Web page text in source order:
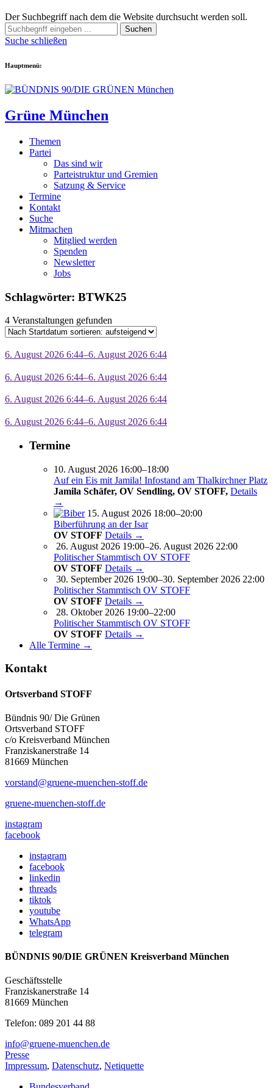
Der Suchbegriff nach dem die Website durchsucht werden soll.
Suchen
Suche schließen
Hauptmenü:
Grüne München
Themen
Partei
Das sind wir
Parteistruktur und Gremien
Satzung & Service
Termine
Kontakt
Suche
Mitmachen
Mitglied werden
Spenden
Newsletter
Jobs
Schlagwörter: BTWK25
4 Veranstaltungen gefunden
6. August 2026 6:44–6. August 2026 6:44
6. August 2026 6:44–6. August 2026 6:44
6. August 2026 6:44–6. August 2026 6:44
6. August 2026 6:44–6. August 2026 6:44
Termine
10. August 2026 16:00–18:00
Auf ein Eis mit Jamila! Infostand am Thalkirchner Platz
Jamila Schäfer, OV Sendling, OV STOFF, Details
→
15. August 2026 18:00–20:00
Biberführung an der Isar
OV STOFF Details →
26. August 2026 19:00–26. August 2026 22:00
Politischer Stammtisch OV STOFF
OV STOFF Details →
30. September 2026 19:00–30. September 2026 22:00
Politischer Stammtisch OV STOFF
OV STOFF Details →
28. Oktober 2026 19:00–22:00
Politischer Stammtisch OV STOFF
OV STOFF Details →
Alle Termine →
Kontakt
Ortsverband STOFF
Bündnis 90/ Die Grünen
Ortsverband STOFF
c/o Kreisverband München
Franziskanerstraße 14
81669 München
vorstand@gruene-muenchen-stoff.de
gruene-muenchen-stoff.de
instagram
facebook
instagram
facebook
linkedin
threads
tiktok
youtube
WhatsApp
telegram
BÜNDNIS 90/DIE GRÜNEN Kreisverband München
Geschäftsstelle
Franziskanerstraße 14
81669 München
Telefon: 089 201 44 88
info@gruene-muenchen.de
Presse
Impressum, Datenschutz, Netiquette